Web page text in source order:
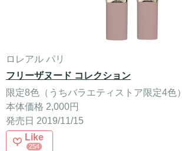
ロレアル パリ
フリーザヌード コレクション
限定8色（うちバラエティストア限定4色）
本体価格 2,000円
発売日 2019/11/15
Like
254